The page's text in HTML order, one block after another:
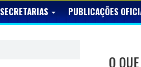
SECRETARIAS PUBLICAÇÕES
O